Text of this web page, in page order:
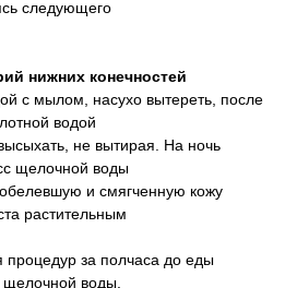
следующего
нижних конечностей
с мылом, насухо вытереть, после
водой
не вытирая. На ночь
щелочной воды
и смягченную кожу
растительным
за полчаса до еды
щелочной воды.